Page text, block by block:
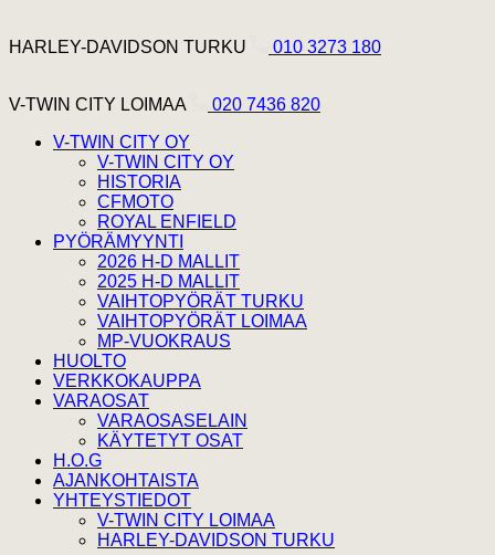
HARLEY-DAVIDSON TURKU
010 3273 180
V-TWIN CITY LOIMAA
020 7436 820
V-TWIN CITY OY
V-TWIN CITY OY
HISTORIA
CFMOTO
ROYAL ENFIELD
PYÖRÄMYYNTI
2026 H-D MALLIT
2025 H-D MALLIT
VAIHTOPYÖRÄT TURKU
VAIHTOPYÖRÄT LOIMAA
MP-VUOKRAUS
HUOLTO
VERKKOKAUPPA
VARAOSAT
VARAOSASELAIN
KÄYTETYT OSAT
H.O.G
AJANKOHTAISTA
YHTEYSTIEDOT
V-TWIN CITY LOIMAA
HARLEY-DAVIDSON TURKU